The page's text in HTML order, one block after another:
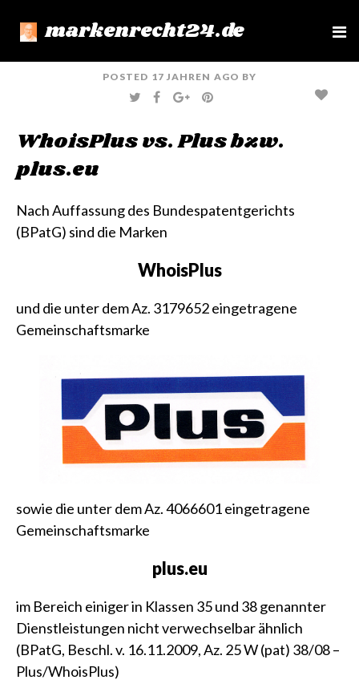
markenrecht24.de
e
POSTED 17 JAHREN AGO BY
T
W
E
F
A
O
G
O
E
P
I
R
WhoisPlus vs. Plus bzw.
plus.eu
Nach Auffassung des Bundespatentgerichts
(BPatG) sind die Marken
WhoisPlus
und die unter demAz. 3179652eingetragene
Gemeinschaftsmarke
sowie die unter demAz. 4066601eingetragene
Gemeinschaftsmarke
plus.eu
im Bereich einiger in Klassen 35 und 38 genannter
Dienstleistungen nicht verwechselbar ähnlich
(BPatG, Beschl. v. 16.11.2009, Az. 25 W (pat) 38/08 –
Plus/WhoisPlus)